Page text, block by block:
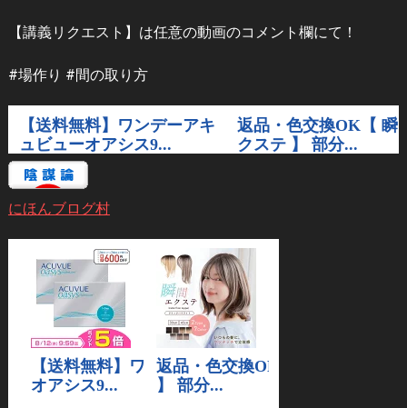
【講義リクエスト】は任意の動画のコメント欄にて！
#場作り #間の取り方
にほんブログ村